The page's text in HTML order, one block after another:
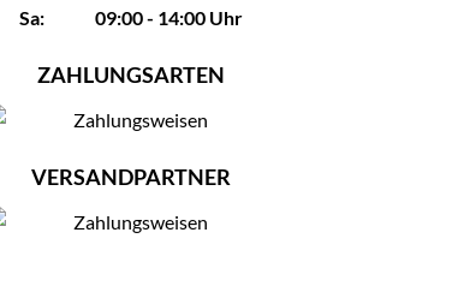
Sa: 09:00 - 14:00 Uhr
ZAHLUNGSARTEN
VERSANDPARTNER